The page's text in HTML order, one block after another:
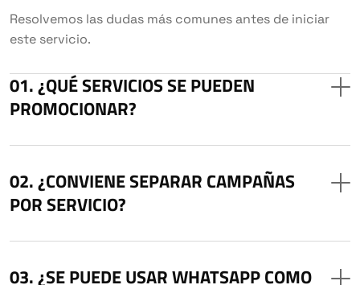
Resolvemos las dudas más comunes antes de iniciar
este servicio.
¿QUÉ SERVICIOS SE PUEDEN
PROMOCIONAR?
¿CONVIENE SEPARAR CAMPAÑAS
POR SERVICIO?
¿SE PUEDE USAR WHATSAPP COMO